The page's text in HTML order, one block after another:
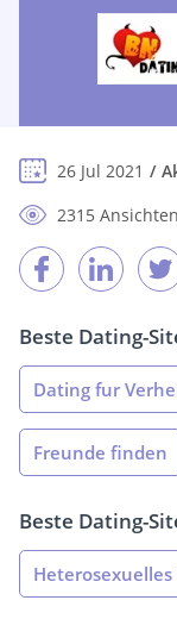
26 Jul 2021
2315 Ansichten
Beste Dating-
Dating fur
Freunde finden
Beste Dating-